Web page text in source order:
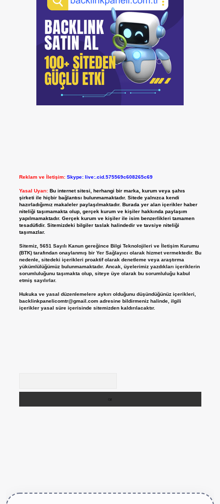
Reklam ve İletişim: Skype: live:.cid.575569c608265c69
Yasal Uyarı: Bu internet sitesi, herhangi bir marka, kurum veya şahıs
şirketi ile hiçbir bağlantısı bulunmamaktadır. Sitede yalnızca kendi
hazırladığımız makaleler paylaşılmaktadır. Burada yer alan içerikler haber
niteliği taşımamakta olup, gerçek kurum ve kişiler hakkında paylaşım
yapılmamaktadır. Gerçek kurum ve kişiler ile isim benzerlikleri tamamen
tesadüfidir. Sitemizdeki bilgiler taslak halindedir ve tavsiye niteliği
taşımazlar.
Sitemiz, 5651 Sayılı Kanun gereğince Bilgi Teknolojileri ve İletişim Kurumu
(BTK) tarafından onaylanmış bir Yer Sağlayıcı olarak hizmet vermektedir. Bu
nedenle, sitedeki içerikleri proaktif olarak denetleme veya araştırma
yükümlülüğümüz bulunmamaktadır. Ancak, üyelerimiz yazdıkları içeriklerin
sorumluluğunu taşımakta olup, siteye üye olarak bu sorumluluğu kabul
etmiş sayılırlar.
Hukuka ve yasal düzenlemelere aykırı olduğunu düşündüğünüz içerikleri,
backlinkpanelicomtr@gmail.comadresine bildirmeniz halinde, ilgili
içerikler yasal süre içerisinde sitemizden kaldırılacaktır.